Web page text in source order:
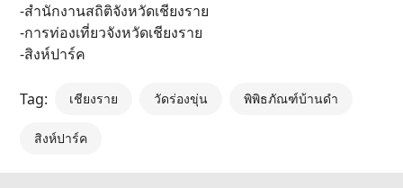
-สำนักงานสถิติจังหวัดเชียงราย
-การท่องเที่ยวจังหวัดเชียงราย
-สิงห์ปาร์ค
Tag: เชียงราย วัดร่องขุ่น พิพิธภัณฑ์บ้านดำ
สิงห์ปาร์ค